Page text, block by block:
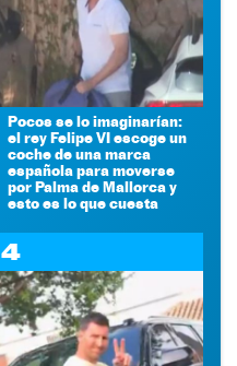
Pocos se lo imaginarían:
el rey Felipe VI escoge un
coche de una marca
española para moverse
por Palma de Mallorca y
esto es lo que cuesta
4